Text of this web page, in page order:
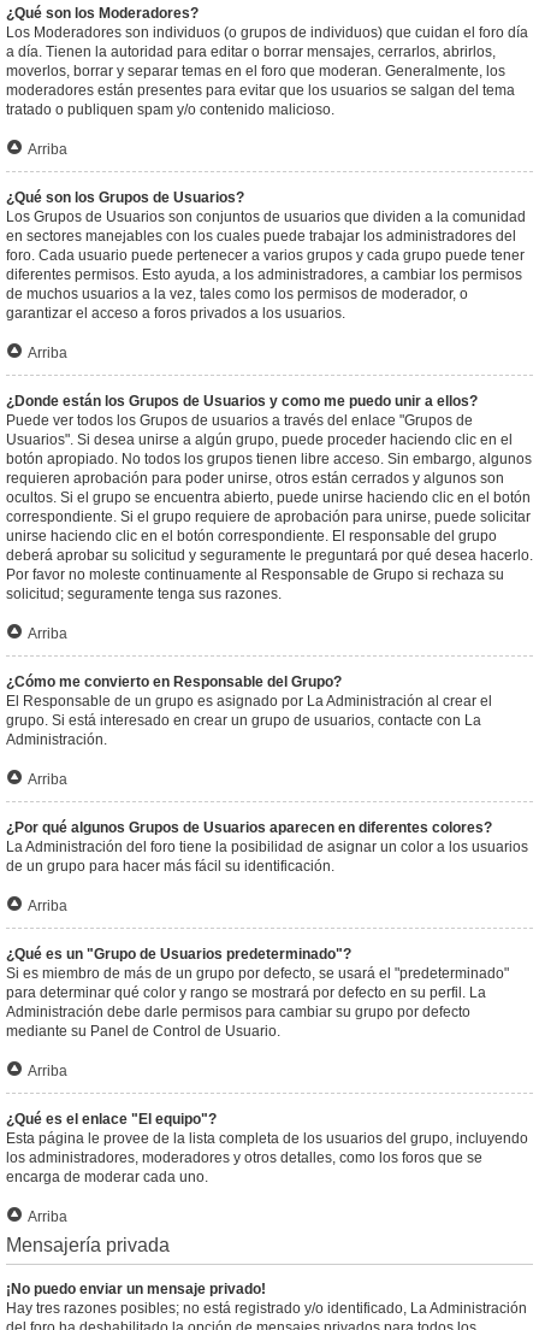
¿Qué son los Moderadores?
Los Moderadores son individuos (o grupos de individuos) que cuidan el foro día
a día. Tienen la autoridad para editar o borrar mensajes, cerrarlos, abrirlos,
moverlos, borrar y separar temas en el foro que moderan. Generalmente, los
moderadores están presentes para evitar que los usuarios se salgan del tema
tratado o publiquen spam y/o contenido malicioso.
Arriba
¿Qué son los Grupos de Usuarios?
Los Grupos de Usuarios son conjuntos de usuarios que dividen a la comunidad
en sectores manejables con los cuales puede trabajar los administradores del
foro. Cada usuario puede pertenecer a varios grupos y cada grupo puede tener
diferentes permisos. Esto ayuda, a los administradores, a cambiar los permisos
de muchos usuarios a la vez, tales como los permisos de moderador, o
garantizar el acceso a foros privados a los usuarios.
Arriba
¿Donde están los Grupos de Usuarios y como me puedo unir a ellos?
Puede ver todos los Grupos de usuarios a través del enlace "Grupos de
Usuarios". Si desea unirse a algún grupo, puede proceder haciendo clic en el
botón apropiado. No todos los grupos tienen libre acceso. Sin embargo, algunos
requieren aprobación para poder unirse, otros están cerrados y algunos son
ocultos. Si el grupo se encuentra abierto, puede unirse haciendo clic en el botón
correspondiente. Si el grupo requiere de aprobación para unirse, puede solicitar
unirse haciendo clic en el botón correspondiente. El responsable del grupo
deberá aprobar su solicitud y seguramente le preguntará por qué desea hacerlo.
Por favor no moleste continuamente al Responsable de Grupo si rechaza su
solicitud; seguramente tenga sus razones.
Arriba
¿Cómo me convierto en Responsable del Grupo?
El Responsable de un grupo es asignado por La Administración al crear el
grupo. Si está interesado en crear un grupo de usuarios, contacte con La
Administración.
Arriba
¿Por qué algunos Grupos de Usuarios aparecen en diferentes colores?
La Administración del foro tiene la posibilidad de asignar un color a los usuarios
de un grupo para hacer más fácil su identificación.
Arriba
¿Qué es un "Grupo de Usuarios predeterminado"?
Si es miembro de más de un grupo por defecto, se usará el "predeterminado"
para determinar qué color y rango se mostrará por defecto en su perfil. La
Administración debe darle permisos para cambiar su grupo por defecto
mediante su Panel de Control de Usuario.
Arriba
¿Qué es el enlace "El equipo"?
Esta página le provee de la lista completa de los usuarios del grupo, incluyendo
los administradores, moderadores y otros detalles, como los foros que se
encarga de moderar cada uno.
Arriba
Mensajería privada
¡No puedo enviar un mensaje privado!
Hay tres razones posibles; no está registrado y/o identificado, La Administración